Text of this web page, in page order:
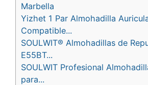
Marbella
Yizhet 1 Par Almohadilla
Compatible...
SOULWIT® Almohadillas de
E55BT...
SOULWIT Profesional
para...